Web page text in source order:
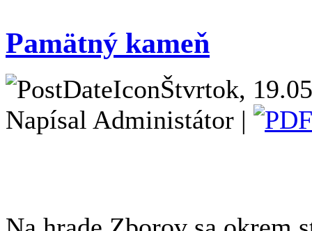
Pamätný kameň
Štvrtok,
Napísal Administátor |